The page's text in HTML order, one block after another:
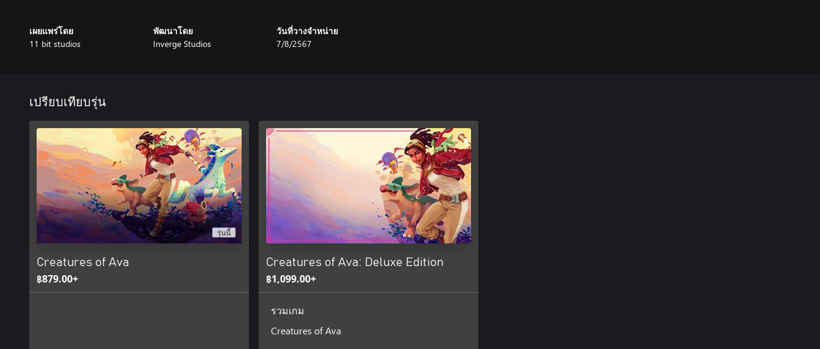
creatures that play a vital role in the planet’s natural balance. It goes beyond traditional creature-
related genres, offering a deeper understanding and connection with the things you’ll encounter on
เผยแพร่โดย
11 bit studios
พัฒนาโดย
Inverge Studios
วันที่วางจำหน่าย
7/8/2567
เปรียบเทียบรุ่น
รุ่นนี้
Creatures of Ava
฿879.00+
Creatures of Ava: Deluxe Edition
฿1,099.00+
รวมเกม
Creatures of Ava